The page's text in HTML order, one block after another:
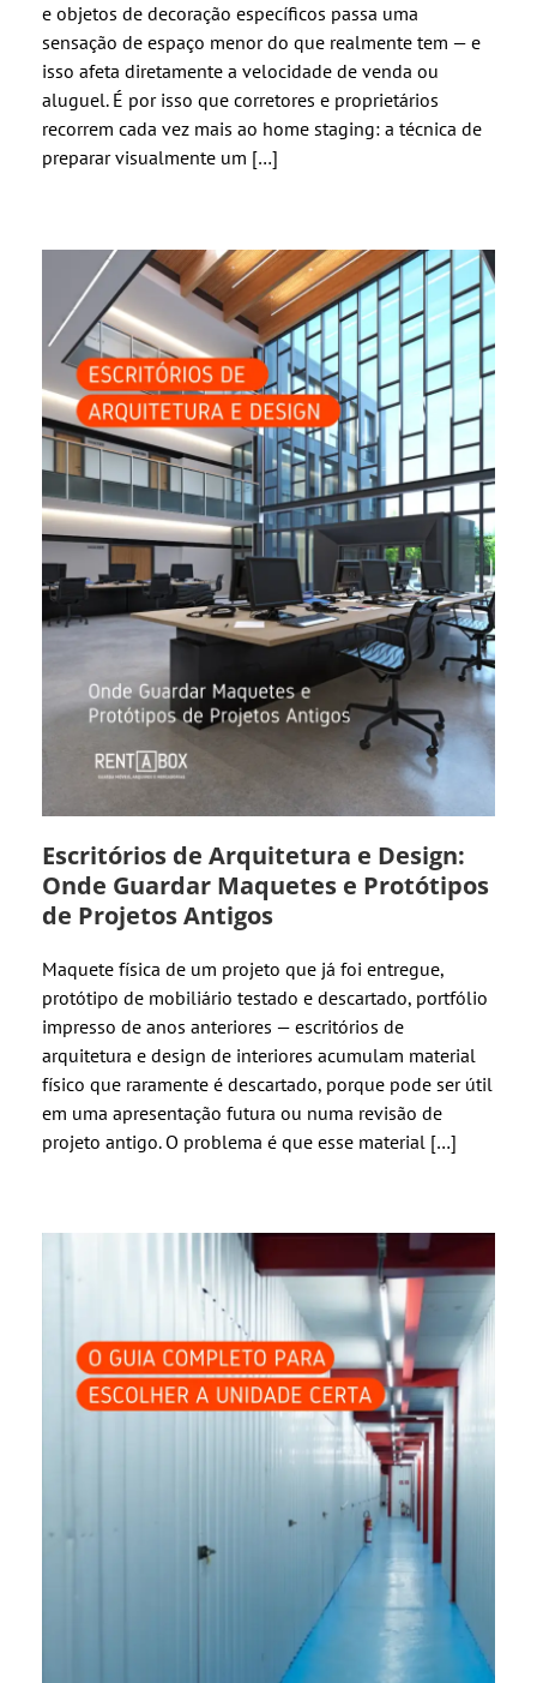
e objetos de decoração específicos passa uma
sensação de espaço menor do que realmente tem — e
isso afeta diretamente a velocidade de venda ou
aluguel. É por isso que corretores e proprietários
recorrem cada vez mais ao home staging: a técnica de
preparar visualmente um […]
Escritórios de Arquitetura e Design:
Onde Guardar Maquetes e Protótipos
de Projetos Antigos
Maquete física de um projeto que já foi entregue,
protótipo de mobiliário testado e descartado, portfólio
impresso de anos anteriores — escritórios de
arquitetura e design de interiores acumulam material
físico que raramente é descartado, porque pode ser útil
em uma apresentação futura ou numa revisão de
projeto antigo. O problema é que esse material […]